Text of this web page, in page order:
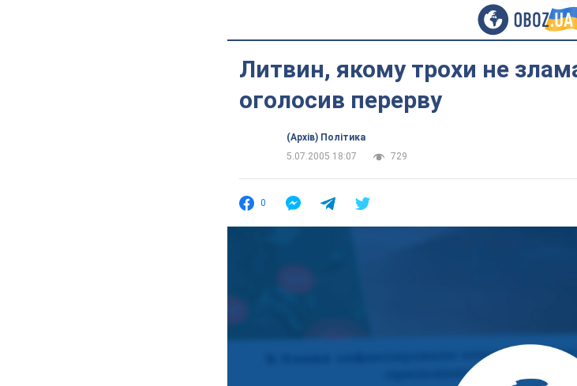
Литвин, якому трохи не
оголосив перерву
(Архів) Політика
5.07.2005 18:07
729
0